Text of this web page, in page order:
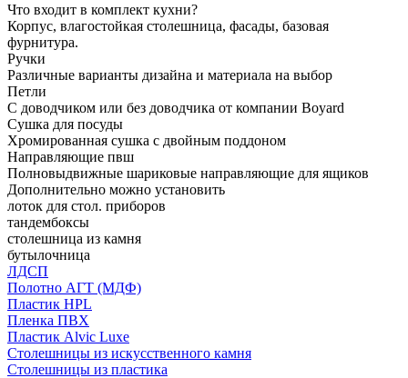
Что входит в комплект кухни?
Корпус, влагостойкая столешница, фасады, базовая
фурнитура.
Ручки
Различные варианты дизайна и материала на выбор
Петли
С доводчиком или без доводчика от компании Boyard
Сушка для посуды
Хромированная сушка с двойным поддоном
Направляющие пвш
Полновыдвижные шариковые направляющие для ящиков
Дополнительно можно установить
лоток для стол. приборов
тандембоксы
столешница из камня
бутылочница
ЛДСП
Полотно АГТ (МДФ)
Пластик HPL
Пленка ПВХ
Пластик Alvic Luxe
Столешницы из искусственного камня
Столешницы из пластика